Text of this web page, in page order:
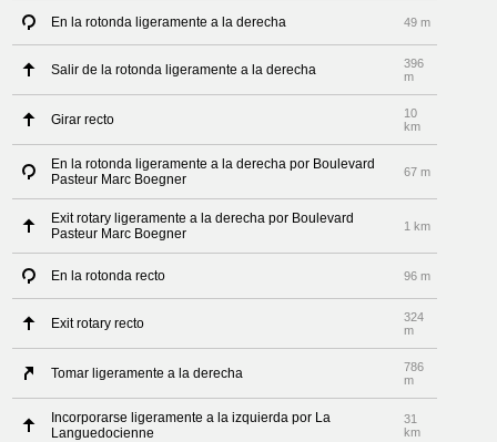
En la rotonda ligeramente a la derecha 49 m
Salir de la rotonda ligeramente a la derecha
396
m
Girar recto
10
km
En la rotonda ligeramente a la derecha por Boulevard
Pasteur Marc Boegner
67 m
Exit rotary ligeramente a la derecha por Boulevard
Pasteur Marc Boegner
1 km
En la rotonda recto 96 m
Exit rotary recto
324
m
Tomar ligeramente a la derecha
786
m
Incorporarse ligeramente a la izquierda por La
Languedocienne
31
km